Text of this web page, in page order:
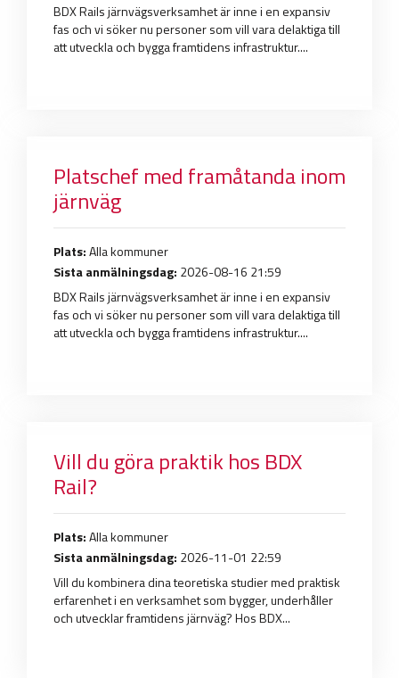
BDX Rails järnvägsverksamhet är inne i en expansiv
fas och vi söker nu personer som vill vara delaktiga till
att utveckla och bygga framtidens infrastruktur....
Platschef med framåtanda inom
järnväg
Plats:Alla kommuner
Sista anmälningsdag: 2026-08-16 21:59
BDX Rails järnvägsverksamhet är inne i en expansiv
fas och vi söker nu personer som vill vara delaktiga till
att utveckla och bygga framtidens infrastruktur....
Vill du göra praktik hos BDX
Rail?
Plats:Alla kommuner
Sista anmälningsdag: 2026-11-01 22:59
Vill du kombinera dina teoretiska studier med praktisk
erfarenhet i en verksamhet som bygger, underhåller
och utvecklar framtidens järnväg? Hos BDX...